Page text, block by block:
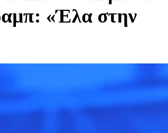
«Έλα στην